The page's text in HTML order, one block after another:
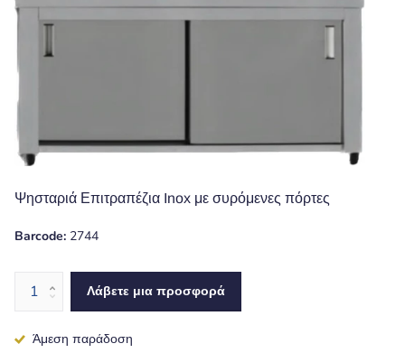
Ψησταριά Επιτραπέζια Inox με συρόμενες πόρτες
Barcode: 2744
Λάβετε μια προσφορά
Άμεση παράδοση